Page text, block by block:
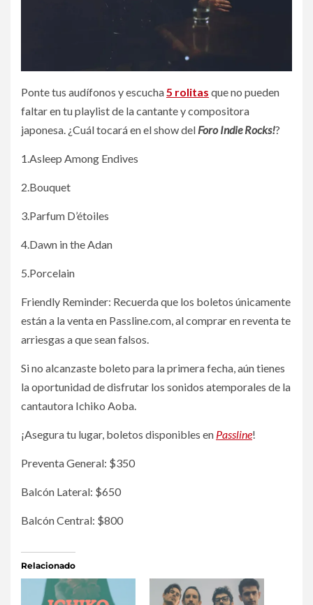
Ponte tus audífonos y escucha5 rolitas que no pueden
faltar en tu playlist de la cantante y compositora
japonesa. ¿Cuál tocará en el show del Foro Indie Rocks!?
1.Asleep Among Endives
2.Bouquet
3.Parfum D’étoiles
4.Dawn in the Adan
5.Porcelain
Friendly Reminder: Recuerda que los boletos únicamente
están a la venta en Passline.com, al comprar en reventa te
arriesgas a que sean falsos.
Si no alcanzaste boleto para la primera fecha, aún tienes
la oportunidad de disfrutar los sonidos atemporales de la
cantautora Ichiko Aoba.
¡Asegura tu lugar, boletos disponibles en Passline!
Preventa General: $350
Balcón Lateral: $650
Balcón Central: $800
Relacionado